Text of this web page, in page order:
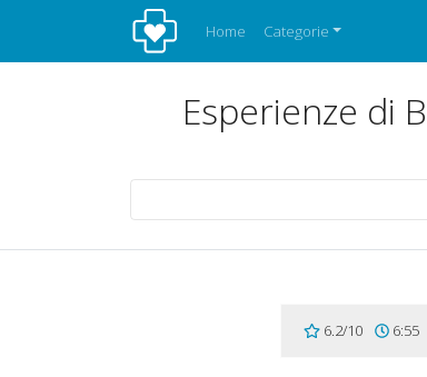
Home Categorie
Esperienze di
6.2/10 6:55